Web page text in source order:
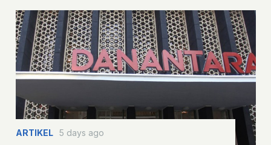
ARTIKEL 5 days ago